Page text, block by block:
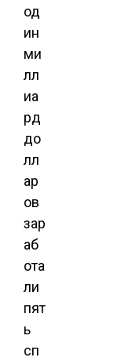
од
ин
ми
лл
иа
рд
до
лл
ар
ов
зар
аб
ота
ли
пят
ь
сп